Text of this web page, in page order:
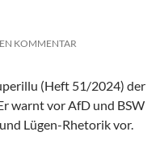
KOMMENTAR
(Heft 51/2024) der
warnt vor AfD und BSW
Lügen-Rhetorik vor.